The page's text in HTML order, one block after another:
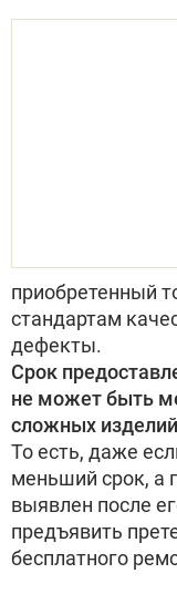
приобретенный
стандартам
дефекты.
Срок
не может быть
сложных
То есть, даже
меньший срок, а
выявлен после
предъявить
бесплатного